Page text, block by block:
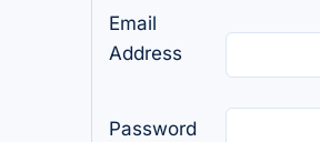
Email
Address
Password